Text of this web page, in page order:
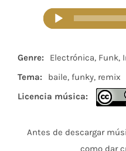
Genre:
Electrónica, Funk,
Tema:
baile, funky, remix
Licencia música:
Antes de descargar
como dar